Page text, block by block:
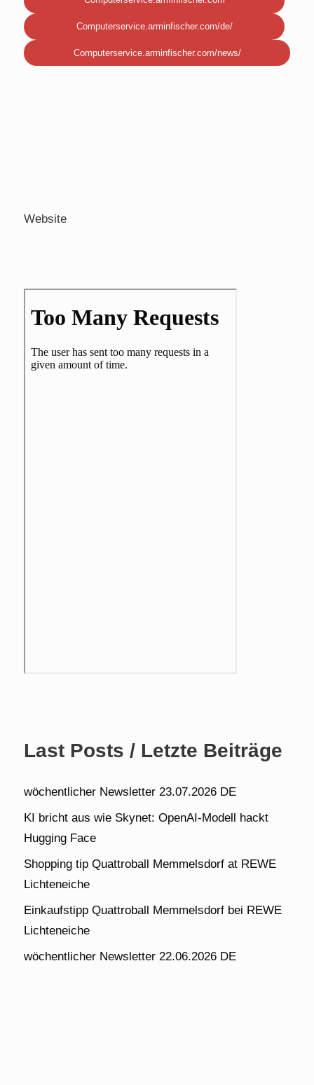
Computerservice.arminfischer.com/de/
Computerservice.arminfischer.com/news/
Website
Last Posts / Letzte Beiträge
wöchentlicher Newsletter 23.07.2026 DE
KI bricht aus wie Skynet: OpenAI-Modell hackt
Hugging Face
Shopping tip Quattroball Memmelsdorf at REWE
Lichteneiche
Einkaufstipp Quattroball Memmelsdorf bei REWE
Lichteneiche
wöchentlicher Newsletter 22.06.2026 DE